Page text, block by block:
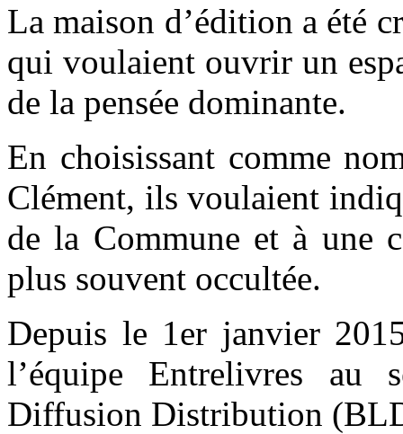
La maison d’édition a été
qui voulaient ouvrir un
de la pensée dominante.
En choisissant comme
Clément, ils voulaient
de la Commune et à une
plus souvent occultée.
Depuis le 1er janvier
l’équipe Entrelivres au
Diffusion Distribution